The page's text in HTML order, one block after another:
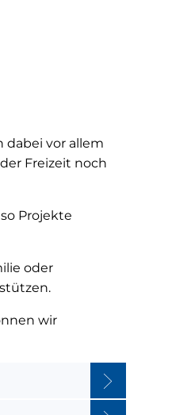
dabei vor allem
Freizeit noch
Projekte
oder
wir